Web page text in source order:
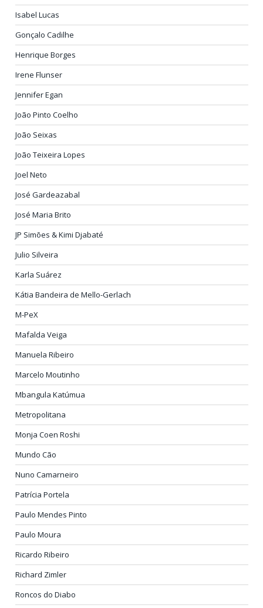
Isabel Lucas
Gonçalo Cadilhe
Henrique Borges
Irene Flunser
Jennifer Egan
João Pinto Coelho
João Seixas
João Teixeira Lopes
Joel Neto
José Gardeazabal
José Maria Brito
JP Simões & Kimi Djabaté
Julio Silveira
Karla Suárez
Kátia Bandeira de Mello-Gerlach
M-PeX
Mafalda Veiga
Manuela Ribeiro
Marcelo Moutinho
Mbangula Katúmua
Metropolitana
Monja Coen Roshi
Mundo Cão
Nuno Camarneiro
Patrícia Portela
Paulo Mendes Pinto
Paulo Moura
Ricardo Ribeiro
Richard Zimler
Roncos do Diabo